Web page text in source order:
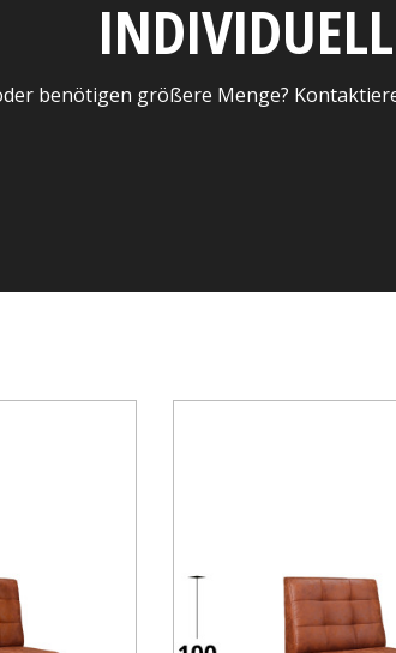
benötigen größere Menge?